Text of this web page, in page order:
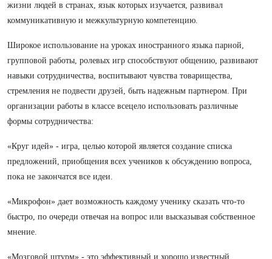
жизни людей в странах, язык которых изучается, развивал
коммуникативную и межкультурную компетенцию.
Широкое использование на уроках иностранного языка парной,
групповой работы, ролевых игр способствуют общению, развивают
навыки сотрудничества, воспитывают чувства товарищества,
стремления не подвести друзей, быть надежным партнером. При
организации работы в классе всецело использовать различные
формы сотрудничества:
«Круг идей» - игра, целью которой является создание списка
предложений, приобщения всех учеников к обсуждению вопроса,
пока не закончатся все идеи.
«Микрофон» дает возможность каждому ученику сказать что-то
быстро, по очереди отвечая на вопрос или высказывая собственное
мнение.
«Мозговой штурм» - это эффективный и хорошо известный